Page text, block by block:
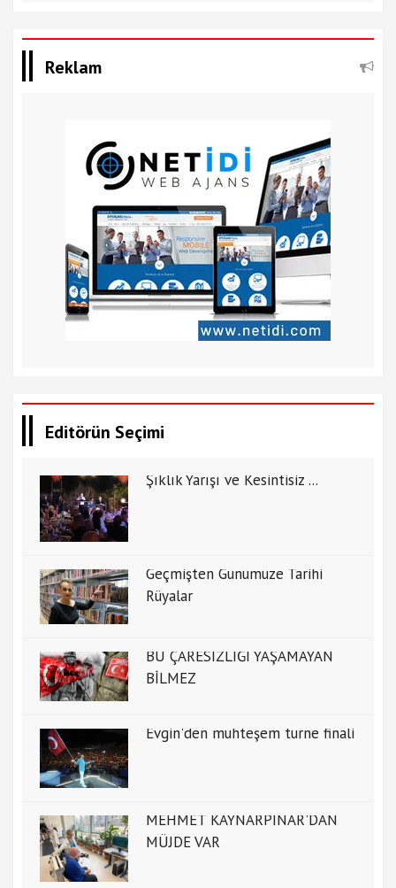
Reklam
Editörün Seçimi
Şıklık Yarışı ve Kesintisiz ...
Geçmişten Günümüze Tarihi
Rüyalar
BU ÇARESİZLİĞİ YAŞAMAYAN
BİLMEZ
Evgin'den muhteşem turne finali
MEHMET KAYNARPINAR'DAN
MÜJDE VAR